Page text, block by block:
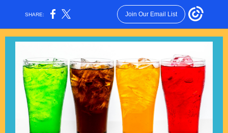
SHARE: Join Our Email List